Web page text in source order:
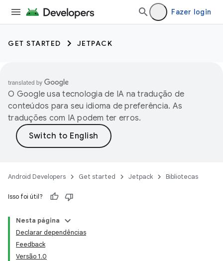
Fazer login
GET STARTED JETPACK
O Google usa tecnologia de IA na tradução de
conteúdos para seu idioma de preferência. As
traduções com IA podem ter erros.
Android Developers Get started Jetpack Bibliotecas
Isso foi útil?
Nesta página
Declarar dependências
Feedback
Versão 1.0